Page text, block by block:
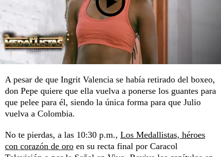
A pesar de que Ingrit Valencia se había retirado del boxeo,
don Pepe quiere que ella vuelva a ponerse los guantes para
que pelee para él, siendo la única forma para que Julio
vuelva a Colombia.
No te pierdas, a las 10:30 p.m., Los Medallistas, héroes
con corazón de oro en su recta final por Caracol